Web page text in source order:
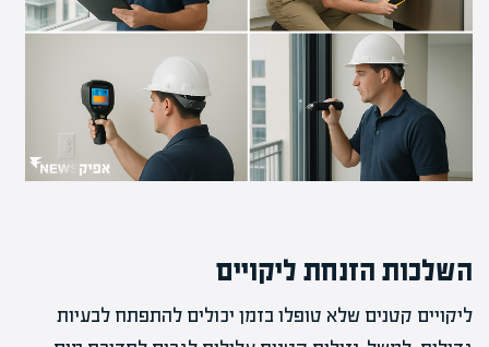
השלכות הזנחת ליקויים
ליקויים קטנים שלא טופלו בזמן יכולים להתפתח לבעיות